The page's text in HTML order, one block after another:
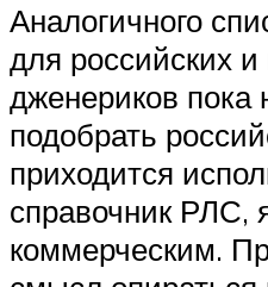
Аналогичного
для российских
дженериков пока
подобрать
приходится
справочник РЛС,
коммерческим.